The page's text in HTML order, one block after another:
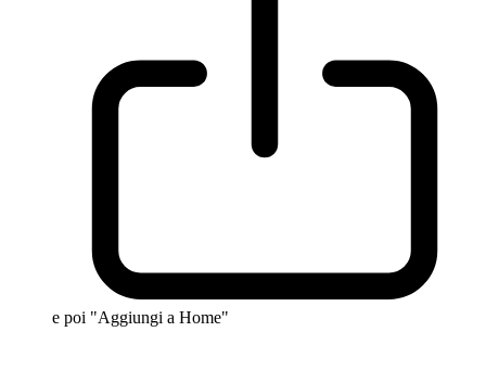
e poi "Aggiungi a Home"